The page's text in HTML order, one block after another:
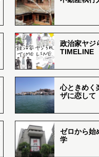
政治家ヤジ
TIMELINE
心ときめく
ザに恋して
ゼロから始
学